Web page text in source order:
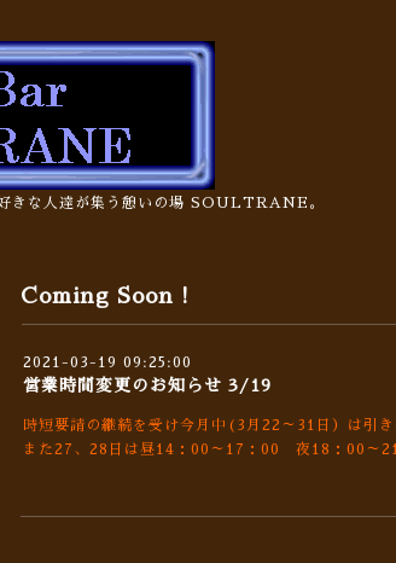
きな人達が集う憩いの場 SOULTRANE。
Coming Soon !
2021-03-19 09:25:00
営業時間変更のお知らせ 3/19
時短要請の継続を受け今月中(3月22～31日）は引
また27、28日は昼14：00～17：00 夜18：00～21